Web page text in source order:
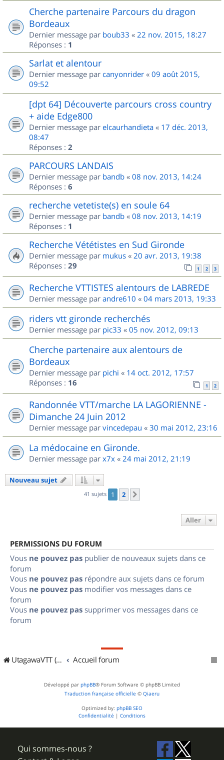
Cherche partenaire Parcours du dragon
Bordeaux
Dernier message par boub33 « 22 nov. 2015, 18:27
Réponses : 1
Sarlat et alentour
Dernier message par canyonrider « 09 août 2015,
09:52
[dpt 64] Découverte parcours cross country
+ aide Edge800
Dernier message par elcaurhandieta « 17 déc. 2013,
08:47
Réponses : 2
PARCOURS LANDAIS
Dernier message par bandb « 08 nov. 2013, 14:24
Réponses : 6
recherche vetetiste(s) en soule 64
Dernier message par bandb « 08 nov. 2013, 14:19
Réponses : 1
Recherche Vététistes en Sud Gironde
Dernier message par mukus « 20 avr. 2013, 19:38
Réponses : 29 1 2 3
Recherche VTTISTES alentours de LABREDE
Dernier message par andre610 « 04 mars 2013, 19:33
riders vtt gironde recherchés
Dernier message par pic33 « 05 nov. 2012, 09:13
Cherche partenaire aux alentours de
Bordeaux
Dernier message par pichi « 14 oct. 2012, 17:57
Réponses : 16 1 2
Randonnée VTT/marche LA LAGORIENNE -
Dimanche 24 Juin 2012
Dernier message par vincedepau « 30 mai 2012, 23:16
La médocaine en Gironde.
Dernier message par x7x « 24 mai 2012, 21:19
Nouveau sujet
41 sujets 1 2
Aller
PERMISSIONS DU FORUM
Vous ne pouvez pas publier de nouveaux sujets dans ce
forum
Vous ne pouvez pas répondre aux sujets dans ce forum
Vous ne pouvez pas modifier vos messages dans ce
forum
Vous ne pouvez pas supprimer vos messages dans ce
forum
UtagawaVTT (Randos VTT et VTTAE avec traces GPS) Accueil forum
Développé par phpBB® Forum Software © phpBB Limited
Traduction française officielle © Qiaeru
Optimized by: phpBB SEO
Confidentialité | Conditions
Qui sommes-nous ?